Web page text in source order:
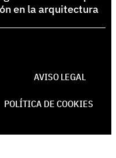
en la arquitectura
AVISO LEGAL
POLÍTICA DE COOKIES